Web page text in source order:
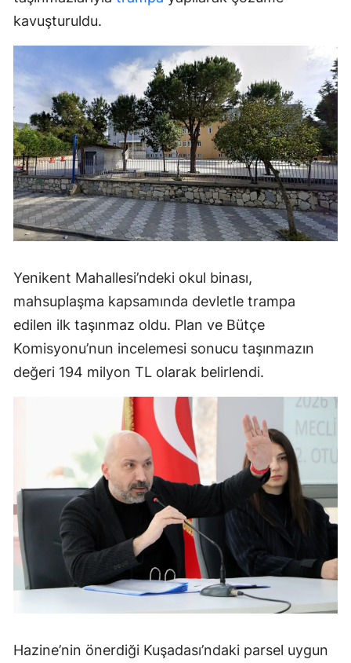
kavuşturuldu.
Yenikent Mahallesi’ndeki okul binası,
mahsuplaşma kapsamında devletle trampa
edilen ilk taşınmaz oldu. Plan ve Bütçe
Komisyonu’nun incelemesi sonucu taşınmazın
değeri 194 milyon TL olarak belirlendi.
Hazine’nin önerdiği Kuşadası’ndaki parsel uygun